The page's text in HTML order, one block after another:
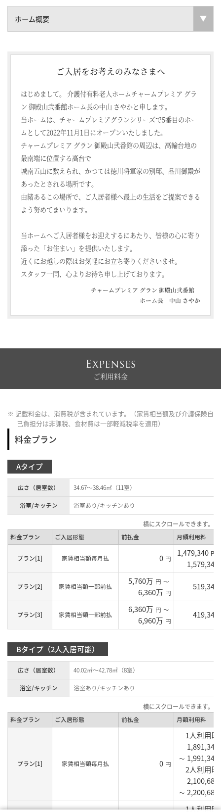
ホーム概要
ご入居をお考えのみなさまへ
はじめまして。 介護付有料老人ホームチャームプレミア グラ
ン 御殿山弐番館ホーム長の中山 さやかと申します。
当ホームは、チャームプレミアグランシリーズで5番目のホー
ムとして2022年11月1日にオープンいたしました。
チャームプレミア グラン 御殿山弐番館の周辺は、高輪台地の
最南端に位置する高台で
城南五山に数えられ、かつては徳川将軍家の別邸、品川御殿が
あったとされる場所です。
由緒あるこの場所で、ご入居者様へ最上の生活をご提案できる
よう努めてまいります。
当ホームへご入居者様をお迎えするにあたり、皆様の心に寄り
添った「お住まい」を提供いたします。
近くにお越しの際はお気軽にお立ち寄りくださいませ。
スタッフ一同、心よりお待ち申し上げております。
チャームプレミア グラン 御殿山弐番館
ホーム長 中山 さやか
Expenses
ご利用料金
※ 記載料金は、消費税が含まれています。（家賃相当額及び介護保険自
己負担分は非課税、食材費は一部軽減税率を適用）
料金プラン
Aタイプ
広さ（居室数）
34.67～38.46㎡（11室）
浴室/キッチン
浴室あり/キッチンあり
料金プラン ご入居形態 前払金 月額利用料
プラン[1] 家賃相当額毎月払 0 円
1,479,340 円
1,579,340
プラン[2] 家賃相当額一部前払 5,760万 円 ～
6,360万 円
519,340
プラン[3] 家賃相当額一部前払 6,360万 円 ～
6,960万 円
419,340
Bタイプ（2人入居可能）
広さ（居室数）
40.02㎡～42.78㎡（8室）
浴室/キッチン
浴室あり/キッチンあり
料金プラン ご入居形態 前払金 月額利用料
プラン[1] 家賃相当額毎月払 0 円
1人利用
1,891,340
～ 1,991,340
2人利用
2,100,680
～ 2,200,680
1人利用